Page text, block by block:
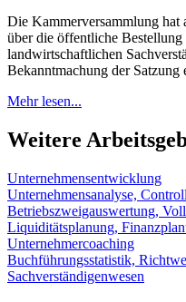
Die Kammerversammlung hat
über die öffentliche
landwirtschaftlichen
Bekanntmachung der
Mehr lesen...
Weitere
Unternehmensentwicklung
Unternehmensanalyse,
Betriebszweigauswertung,
Liquiditätsplanung,
Unternehmercoaching
Buchführungsstatistik,
Sachverständigenwesen